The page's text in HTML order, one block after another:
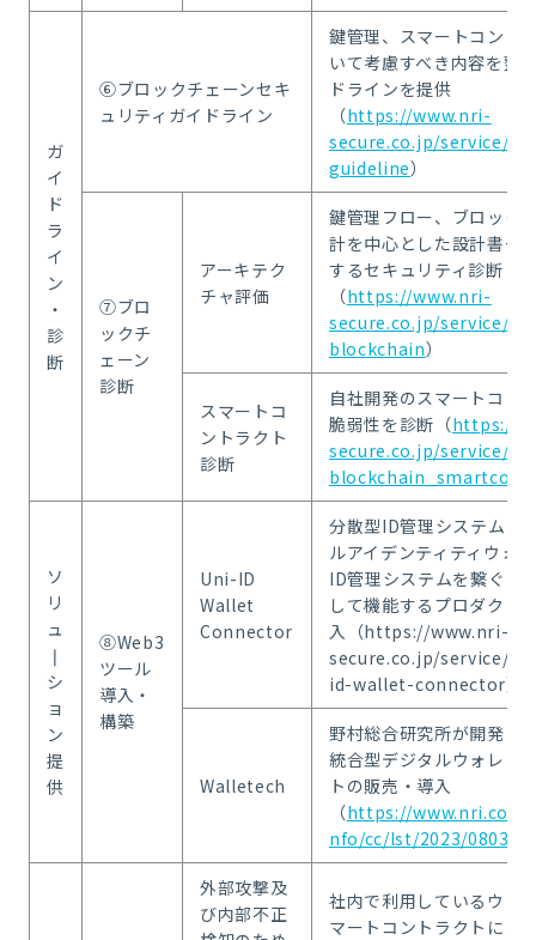
ガ
イ
ド
ラ
イ
ン
・
診
断
⑥ブロックチェーンセキ
ュリティガイドライン
鍵管理、スマートコント
いて考慮すべき内容を整
ドラインを提供
（https://www.nri-
secure.co.jp/service/
guideline）
⑦ブロ
ックチ
ェーン
診断
アーキテク
チャ評価
鍵管理フロー、ブロック
計を中心とした設計書一
するセキュリティ診断・
（https://www.nri-
secure.co.jp/service/
blockchain）
スマートコ
ントラクト
診断
自社開発のスマートコン
脆弱性を診断（https://
secure.co.jp/service/
ソ
リ
ュ
❘
シ
ョ
ン
提
供
⑧Web3
ツール
導入・
構築
Uni-ID
Wallet
Connector
分散型ID管理システムお
ルアイデンティティウォ
ID管理システムを繋ぐコ
して機能するプロダクト
入（https://www.nri-
secure.co.jp/service/
id-wallet-connector）
Walletech
野村総合研究所が開発・
統合型デジタルウォレッ
トの販売・導入
（https://
nfo/cc/lst/2023/0803_1
外部攻撃及
び内部不正
社内で利用しているウォ
マートコントラクトにお